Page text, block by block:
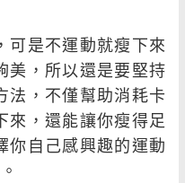
可是不運動就瘦下來
美，所以還是要堅持
法，不僅幫助消耗卡
來，還能讓你瘦得足
你自己感興趣的運動